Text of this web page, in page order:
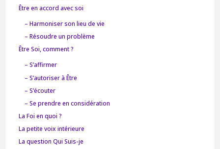
Être en accord avec soi
– Harmoniser son lieu de vie
– Résoudre un problème
Être Soi, comment ?
– S’affirmer
– S’autoriser à Être
– S’écouter
– Se prendre en considération
La Foi en quoi ?
La petite voix intérieure
La question Qui Suis-je